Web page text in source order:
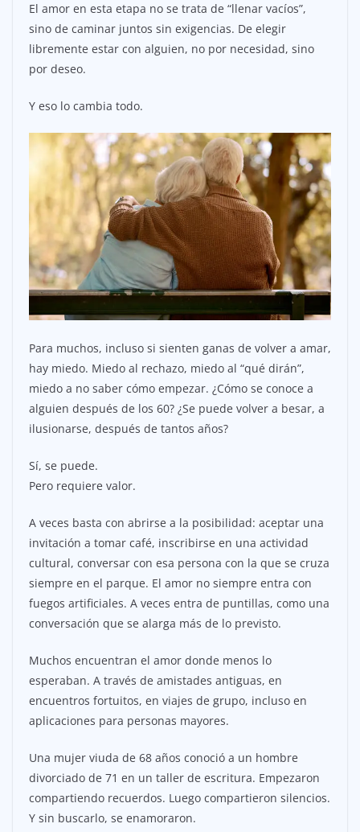
El amor en esta etapa no se trata de “llenar vacíos”,
sino de caminar juntos sin exigencias. De elegir
libremente estar con alguien, no por necesidad, sino
por deseo.
Y eso lo cambia todo.
Para muchos, incluso si sienten ganas de volver a amar,
hay miedo. Miedo al rechazo, miedo al “qué dirán”,
miedo a no saber cómo empezar. ¿Cómo se conoce a
alguien después de los 60? ¿Se puede volver a besar, a
ilusionarse, después de tantos años?
Sí, se puede.
Pero requiere valor.
A veces basta con abrirse a la posibilidad: aceptar una
invitación a tomar café, inscribirse en una actividad
cultural, conversar con esa persona con la que se cruza
siempre en el parque. El amor no siempre entra con
fuegos artificiales. A veces entra de puntillas, como una
conversación que se alarga más de lo previsto.
Muchos encuentran el amor donde menos lo
esperaban. A través de amistades antiguas, en
encuentros fortuitos, en viajes de grupo, incluso en
aplicaciones para personas mayores.
Una mujer viuda de 68 años conoció a un hombre
divorciado de 71 en un taller de escritura. Empezaron
compartiendo recuerdos. Luego compartieron silencios.
Y sin buscarlo, se enamoraron.